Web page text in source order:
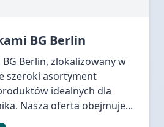
BG Berlin
Berlin, zlokalizowany w
szeroki asortyment
idealnych dla
Nasza oferta obejmuje...